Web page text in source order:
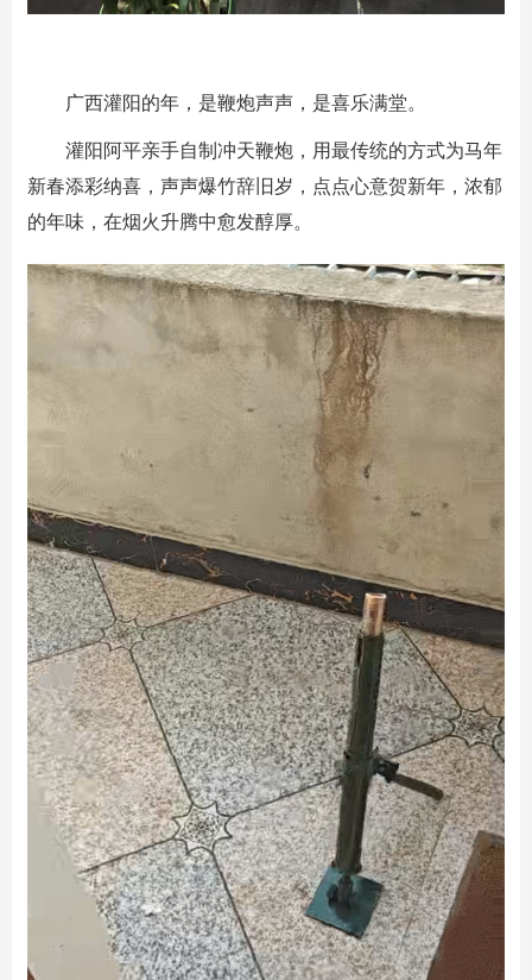
广西灌阳的年，是鞭炮声声，是喜乐满堂。
灌阳阿平亲手自制冲天鞭炮，用最传统的方式为马年
新春添彩纳喜，声声爆竹辞旧岁，点点心意贺新年，浓郁
的年味，在烟火升腾中愈发醇厚。